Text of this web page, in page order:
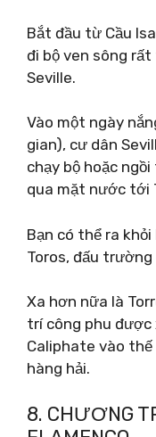
Bắt đầu từ Cầu
đi bộ ven sông
Seville.
Vào một ngày
gian), cư dân
chạy bộ hoặc
qua mặt nước tới
Bạn có thể ra
Toros, đấu
Xa hơn nữa là
trí công phu
Caliphate vào thế
hàng hải.
8. CHƯƠNG